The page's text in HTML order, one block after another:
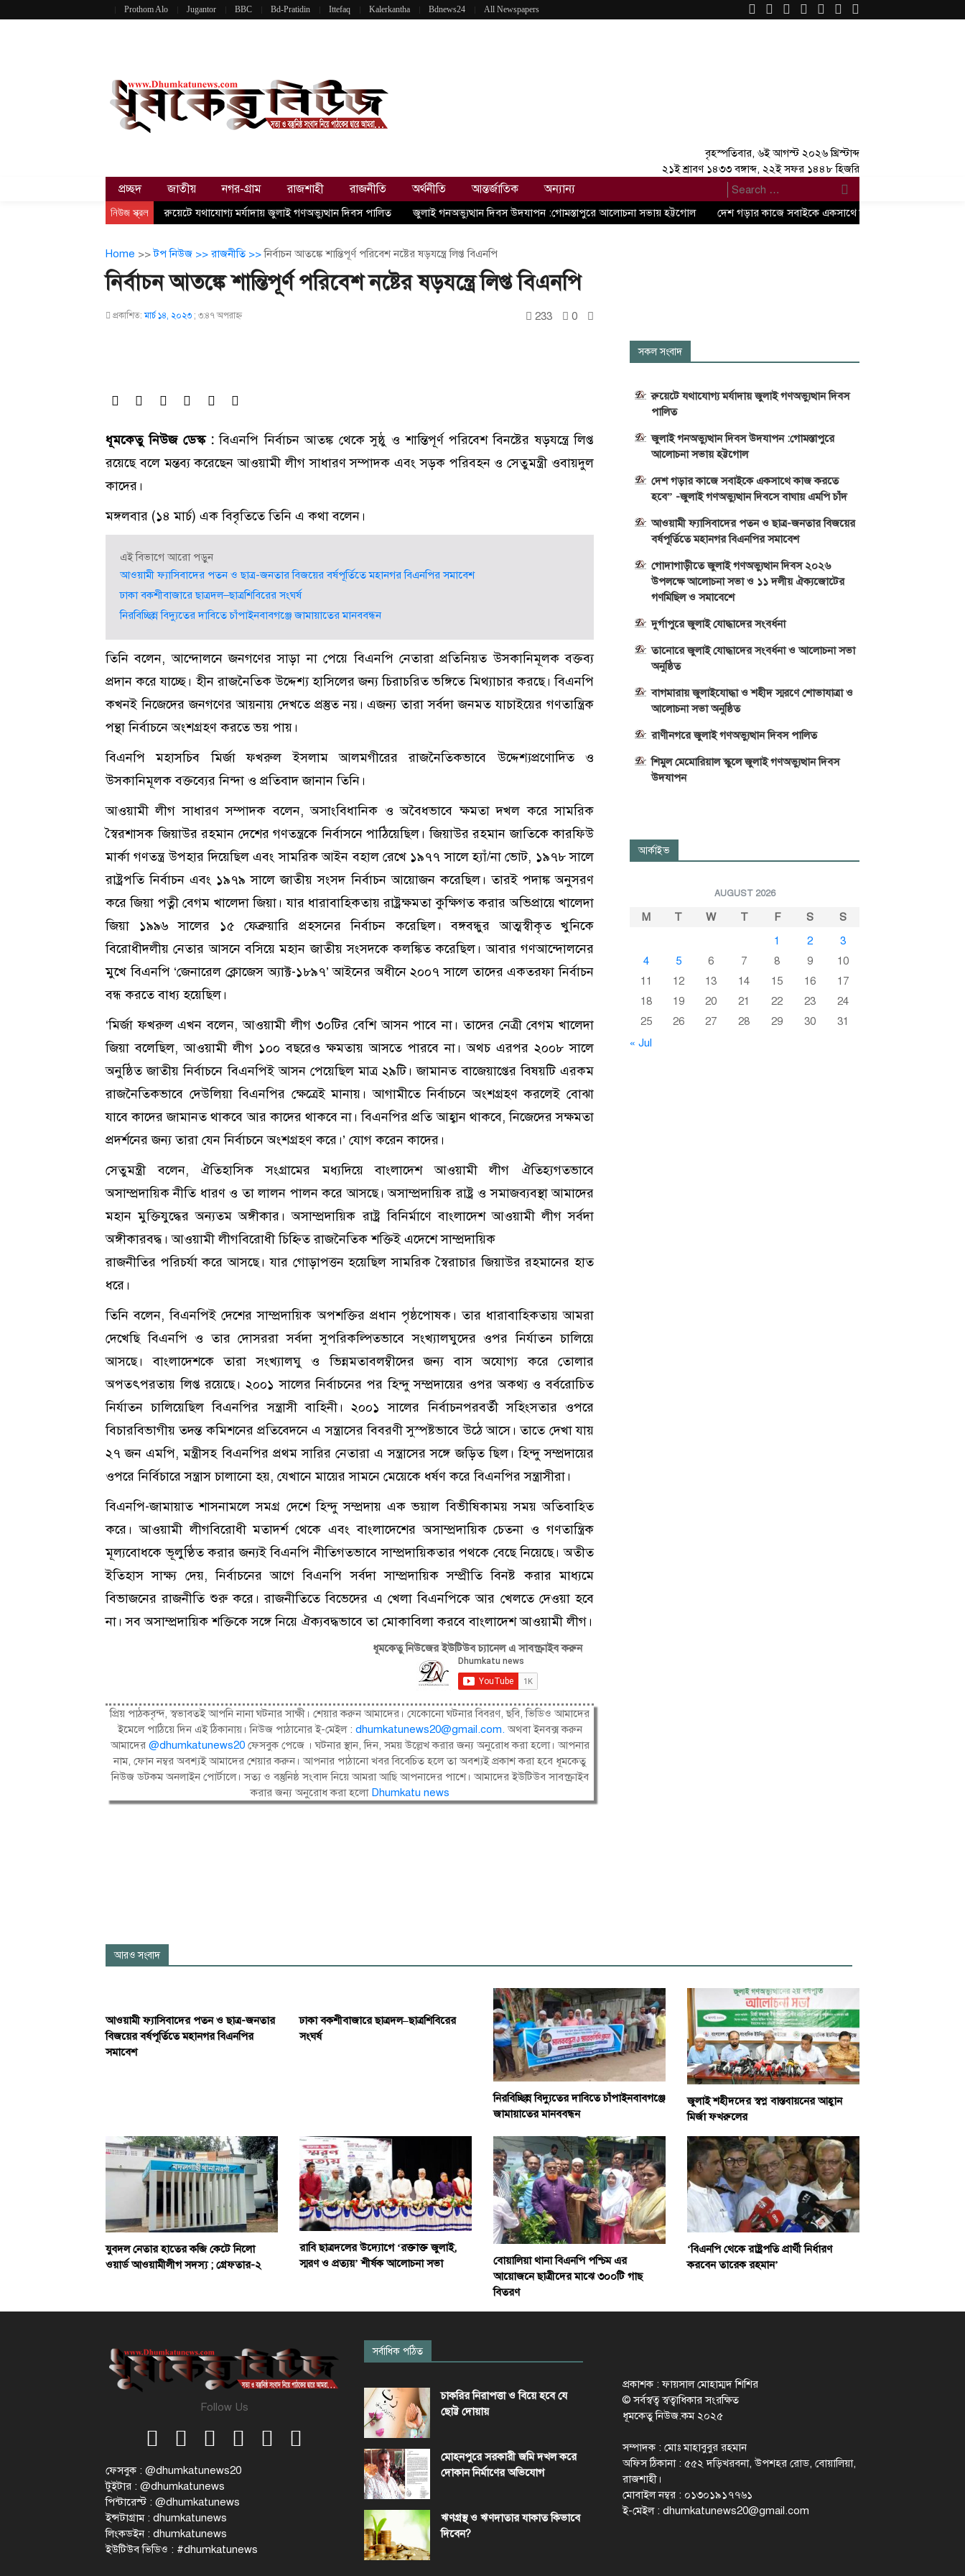
Prothom Alo Jugantor BBC Bd-Pratidin Ittefaq Kalerkantha Bdnews24 All Newspapers
বৃহস্পতিবার, ৬ই আগস্ট ২০২৬ খ্রিস্টাব্দ
২১ই শ্রাবণ ১৪৩৩ বঙ্গাব্দ, ২২ই সফর ১৪৪৮ হিজরি
প্রচ্ছদ জাতীয় নগর-গ্রাম রাজশাহী রাজনীতি অর্থনীতি আন্তর্জাতিক অন্যান্য
×
নিউজ স্ক্রল রুয়েটে যথাযোগ্য মর্যাদায় জুলাই গণঅভ্যুত্থান দিবস পালিত জুলাই গনঅভ্যুত্থান দিবস উদযাপন :গোমস্তাপুরে আলোচনা সভায় হট্টগোল দেশ গড়ার কাজে সবাইকে একসাথে কাজ করতে হবে” -জুলাই
Home >>টপ নিউজ >>রাজনীতি >>নির্বাচন আতঙ্কে শান্তিপূর্ণ পরিবেশ নষ্টের ষড়যন্ত্রে লিপ্ত বিএনপি
নির্বাচন আতঙ্কে শান্তিপূর্ণ পরিবেশ নষ্টের ষড়যন্ত্রে লিপ্ত বিএনপি
প্রকাশিত:মার্চ ১৪, ২০২৩ ; ৩:৪৭ অপরাহ্ণ 233 0
ধূমকেতু নিউজ ডেস্ক : বিএনপি নির্বাচন আতঙ্ক থেকে সুষ্ঠু ও শান্তিপূর্ণ পরিবেশ বিনষ্টের ষড়যন্ত্রে লিপ্ত
রয়েছে বলে মন্তব্য করেছেন আওয়ামী লীগ সাধারণ সম্পাদক এবং সড়ক পরিবহন ও সেতুমন্ত্রী ওবায়দুল
কাদের।
মঙ্গলবার (১৪ মার্চ) এক বিবৃতিতে তিনি এ কথা বলেন।
এই বিভাগে আরো পড়ুন
আওয়ামী ফ্যাসিবাদের পতন ও ছাত্র-জনতার বিজয়ের বর্ষপূর্তিতে মহানগর বিএনপির সমাবেশ
ঢাকা বকশীবাজারে ছাত্রদল–ছাত্রশিবিরের সংঘর্ষ
নিরবিচ্ছিন্ন বিদ্যুতের দাবিতে চাঁপাইনবাবগঞ্জে জামায়াতের মানববন্ধন
তিনি বলেন, আন্দোলনে জনগণের সাড়া না পেয়ে বিএনপি নেতারা প্রতিনিয়ত উসকানিমূলক বক্তব্য
প্রদান করে যাচ্ছে। হীন রাজনৈতিক উদ্দেশ্য হাসিলের জন্য চিরাচরিত ভঙ্গিতে মিথ্যাচার করছে। বিএনপি
কখনই নিজেদের জনগণের আয়নায় দেখতে প্রস্তুত নয়। এজন্য তারা সর্বদা জনমত যাচাইয়ের গণতান্ত্রিক
পন্থা নির্বাচনে অংশগ্রহণ করতে ভয় পায়।
বিএনপি মহাসচিব মির্জা ফখরুল ইসলাম আলমগীরের রাজনৈতিকভাবে উদ্দেশ্যপ্রণোদিত ও
উসকানিমূলক বক্তব্যের নিন্দা ও প্রতিবাদ জানান তিনি।
আওয়ামী লীগ সাধারণ সম্পাদক বলেন, অসাংবিধানিক ও অবৈধভাবে ক্ষমতা দখল করে সামরিক
স্বৈরশাসক জিয়াউর রহমান দেশের গণতন্ত্রকে নির্বাসনে পাঠিয়েছিল। জিয়াউর রহমান জাতিকে কারফিউ
মার্কা গণতন্ত্র উপহার দিয়েছিল এবং সামরিক আইন বহাল রেখে ১৯৭৭ সালে হ্যাঁ/না ভোট, ১৯৭৮ সালে
রাষ্ট্রপতি নির্বাচন এবং ১৯৭৯ সালে জাতীয় সংসদ নির্বাচন আয়োজন করেছিল। তারই পদাঙ্ক অনুসরণ
করে জিয়া পত্নী বেগম খালেদা জিয়া। যার ধারাবাহিকতায় রাষ্ট্রক্ষমতা কুক্ষিগত করার অভিপ্রায়ে খালেদা
জিয়া ১৯৯৬ সালের ১৫ ফেব্রুয়ারি প্রহসনের নির্বাচন করেছিল। বঙ্গবন্ধুর আত্মস্বীকৃত খুনিকে
বিরোধীদলীয় নেতার আসনে বসিয়ে মহান জাতীয় সংসদকে কলঙ্কিত করেছিল। আবার গণআন্দোলনের
মুখে বিএনপি ‘জেনারেল ক্লোজেস অ্যাক্ট-১৮৯৭’ আইনের অধীনে ২০০৭ সালে তাদের একতরফা নির্বাচন
বন্ধ করতে বাধ্য হয়েছিল।
‘মির্জা ফখরুল এখন বলেন, আওয়ামী লীগ ৩০টির বেশি আসন পাবে না। তাদের নেত্রী বেগম খালেদা
জিয়া বলেছিল, আওয়ামী লীগ ১০০ বছরেও ক্ষমতায় আসতে পারবে না। অথচ এরপর ২০০৮ সালে
অনুষ্ঠিত জাতীয় নির্বাচনে বিএনপিই আসন পেয়েছিল মাত্র ২৯টি। জামানত বাজেয়াপ্তের বিষয়টি এরকম
রাজনৈতিকভাবে দেউলিয়া বিএনপির ক্ষেত্রেই মানায়। আগামীতে নির্বাচনে অংশগ্রহণ করলেই বোঝা
যাবে কাদের জামানত থাকবে আর কাদের থাকবে না। বিএনপির প্রতি আহ্বান থাকবে, নিজেদের সক্ষমতা
প্রদর্শনের জন্য তারা যেন নির্বাচনে অংশগ্রহণ করে।’ যোগ করেন কাদের।
সেতুমন্ত্রী বলেন, ঐতিহাসিক সংগ্রামের মধ্যদিয়ে বাংলাদেশ আওয়ামী লীগ ঐতিহ্যগতভাবে
অসাম্প্রদায়িক নীতি ধারণ ও তা লালন পালন করে আসছে। অসাম্প্রদায়িক রাষ্ট্র ও সমাজব্যবস্থা আমাদের
মহান মুক্তিযুদ্ধের অন্যতম অঙ্গীকার। অসাম্প্রদায়িক রাষ্ট্র বিনির্মাণে বাংলাদেশ আওয়ামী লীগ সর্বদা
অঙ্গীকারবদ্ধ। আওয়ামী লীগবিরোধী চিহ্নিত রাজনৈতিক শক্তিই এদেশে সাম্প্রদায়িক
রাজনীতির পরিচর্যা করে আসছে। যার গোড়াপত্তন হয়েছিল সামরিক স্বৈরাচার জিয়াউর রহমানের হাত
ধরে।
তিনি বলেন, বিএনপিই দেশের সাম্প্রদায়িক অপশক্তির প্রধান পৃষ্ঠপোষক। তার ধারাবাহিকতায় আমরা
দেখেছি বিএনপি ও তার দোসররা সর্বদা সুপরিকল্পিতভাবে সংখ্যালঘুদের ওপর নির্যাতন চালিয়ে
আসছে। বাংলাদেশকে তারা সংখ্যালঘু ও ভিন্নমতাবলম্বীদের জন্য বাস অযোগ্য করে তোলার
অপতৎপরতায় লিপ্ত রয়েছে। ২০০১ সালের নির্বাচনের পর হিন্দু সম্প্রদায়ের ওপর অকথ্য ও বর্বরোচিত
নির্যাতন চালিয়েছিল বিএনপির সন্ত্রাসী বাহিনী। ২০০১ সালের নির্বাচনপরবর্তী সহিংসতার ওপরে
বিচারবিভাগীয় তদন্ত কমিশনের প্রতিবেদনে এ সন্ত্রাসের বিবরণী সুস্পষ্টভাবে উঠে আসে। তাতে দেখা যায়
২৭ জন এমপি, মন্ত্রীসহ বিএনপির প্রথম সারির নেতারা এ সন্ত্রাসের সঙ্গে জড়িত ছিল। হিন্দু সম্প্রদায়ের
ওপরে নির্বিচারে সন্ত্রাস চালানো হয়, যেখানে মায়ের সামনে মেয়েকে ধর্ষণ করে বিএনপির সন্ত্রাসীরা।
বিএনপি-জামায়াত শাসনামলে সমগ্র দেশে হিন্দু সম্প্রদায় এক ভয়াল বিভীষিকাময় সময় অতিবাহিত
করে। আওয়ামী লীগবিরোধী মতাদর্শ থেকে এবং বাংলাদেশের অসাম্প্রদায়িক চেতনা ও গণতান্ত্রিক
মূল্যবোধকে ভূলুণ্ঠিত করার জন্যই বিএনপি নীতিগতভাবে সাম্প্রদায়িকতার পথকে বেছে নিয়েছে। অতীত
ইতিহাস সাক্ষ্য দেয়, নির্বাচনের আগে বিএনপি সর্বদা সাম্প্রদায়িক সম্প্রীতি বিনষ্ট করার মাধ্যমে
বিভাজনের রাজনীতি শুরু করে। রাজনীতিতে বিভেদের এ খেলা বিএনপিকে আর খেলতে দেওয়া হবে
না। সব অসাম্প্রদায়িক শক্তিকে সঙ্গে নিয়ে ঐক্যবদ্ধভাবে তা মোকাবিলা করবে বাংলাদেশ আওয়ামী লীগ।
ধূমকেতু নিউজের ইউটিউব চ্যানেল এ সাবস্ক্রাইব করুন
প্রিয় পাঠকবৃন্দ, স্বভাবতই আপনি নানা ঘটনার সাক্ষী। শেয়ার করুন আমাদের। যেকোনো ঘটনার বিবরণ, ছবি, ভিডিও আমাদের
ইমেলে পাঠিয়ে দিন এই ঠিকানায়। নিউজ পাঠানোর ই-মেইল : dhumkatunews20@gmail.com. অথবা ইনবক্স করুন
আমাদের@dhumkatunews20 ফেসবুক পেজে । ঘটনার স্থান, দিন, সময় উল্লেখ করার জন্য অনুরোধ করা হলো। আপনার
নাম, ফোন নম্বর অবশ্যই আমাদের শেয়ার করুন। আপনার পাঠানো খবর বিবেচিত হলে তা অবশ্যই প্রকাশ করা হবে ধূমকেতু
নিউজ ডটকম অনলাইন পোর্টালে। সত্য ও বস্তুনিষ্ঠ সংবাদ নিয়ে আমরা আছি আপনাদের পাশে। আমাদের ইউটিউব সাবস্ক্রাইব
করার জন্য অনুরোধ করা হলো Dhumkatu news
সকল সংবাদ
রুয়েটে যথাযোগ্য মর্যাদায় জুলাই গণঅভ্যুত্থান দিবস
পালিত
জুলাই গনঅভ্যুত্থান দিবস উদযাপন :গোমস্তাপুরে
আলোচনা সভায় হট্টগোল
দেশ গড়ার কাজে সবাইকে একসাথে কাজ করতে
হবে” -জুলাই গণঅভ্যুত্থান দিবসে বাঘায় এমপি চাঁদ
আওয়ামী ফ্যাসিবাদের পতন ও ছাত্র-জনতার বিজয়ের
বর্ষপূর্তিতে মহানগর বিএনপির সমাবেশ
গোদাগাড়ীতে জুলাই গণঅভ্যুত্থান দিবস ২০২৬
উপলক্ষে আলোচনা সভা ও ১১ দলীয় ঐক্যজোটের
গণমিছিল ও সমাবেশে
দুর্গাপুরে জুলাই যোদ্ধাদের সংবর্ধনা
তানোরে জুলাই যোদ্ধাদের সংবর্ধনা ও আলোচনা সভা
অনুষ্ঠিত
বাগমারায় জুলাইযোদ্ধা ও শহীদ স্মরণে শোভাযাত্রা ও
আলোচনা সভা অনুষ্ঠিত
রাণীনগরে জুলাই গণঅভ্যুত্থান দিবস পালিত
শিমুল মেমোরিয়াল স্কুলে জুলাই গণঅভ্যুত্থান দিবস
উদযাপন
আর্কাইভ
AUGUST 2026
M T W T F S
S
1
2
3
4
5 6 7 8 9
10
11
12 13 14 15 16
17
18
19 20 21 22 23
24
25
26 27 28 29 30
31
« Jul
আরও সংবাদ
আওয়ামী ফ্যাসিবাদের পতন ও ছাত্র-জনতার
বিজয়ের বর্ষপূর্তিতে মহানগর বিএনপির
সমাবেশ
ঢাকা বকশীবাজারে ছাত্রদল–ছাত্রশিবিরের
সংঘর্ষ
নিরবিচ্ছিন্ন বিদ্যুতের দাবিতে চাঁপাইনবাবগঞ্জে
জামায়াতের মানববন্ধন
জুলাই শহীদদের স্বপ্ন বাস্তবায়নের আহ্বান
মির্জা ফখরুলের
যুবদল নেতার হাতের কব্জি কেটে নিলো
ওয়ার্ড আওয়ামীলীগ সদস্য ; গ্রেফতার-২
রাবি ছাত্রদলের উদ্যোগে ‘রক্তাক্ত জুলাই,
স্মরণ ও প্রত্যয়’ শীর্ষক আলোচনা সভা
বোয়ালিয়া থানা বিএনপি পশ্চিম এর
আয়োজনে ছাত্রীদের মাঝে ৩০০টি গাছ
বিতরণ
‘বিএনপি থেকে রাষ্ট্রপতি প্রার্থী নির্ধারণ
করবেন তারেক রহমান’
Follow Us
ফেসবুক : @dhumkatunews20
টুইটার : @dhumkatunews
পিন্টারেস্ট : @dhumkatunews
ইন্সটাগ্রাম : dhumkatunews
লিংকডইন : dhumkatunews
ইউটিউব ভিডিও : #dhumkatunews
সর্বাধিক পঠিত
চাকরির নিরাপত্তা ও বিয়ে হবে যে
ছোট্ট দোয়ায়
মোহনপুরে সরকারী জমি দখল করে
দোকান নির্মাণের অভিযোগ
ঋণগ্রস্থ ও ঋণদাতার যাকাত কিভাবে
দিবেন?
প্রকাশক : ফায়সাল মোহাম্মদ শিশির
© সর্বস্বত্ব স্বত্বাধিকার সংরক্ষিত
ধূমকেতু নিউজ.কম ২০২৫
সম্পাদক : মোঃ মাহাবুবুর রহমান
অফিস ঠিকানা : ৫৫২ দড়িখরবনা, উপশহর রোড, বোয়ালিয়া,
রাজশাহী।
মোবাইল নম্বর : ০১৩০১৯১৭৭৬১
ই-মেইল : dhumkatunews20@gmail.com